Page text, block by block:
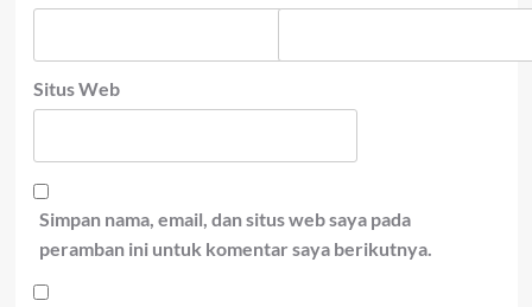
Situs Web
Simpan nama, email, dan situs web saya pada
peramban ini untuk komentar saya berikutnya.